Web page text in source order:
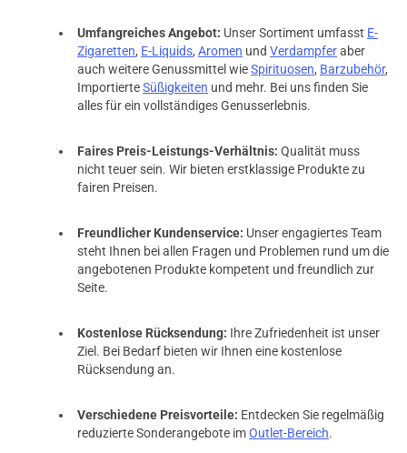
next
Umfangreiches Angebot: Unser Sortiment umfasst E-
Zigaretten, E-Liquids, Aromen und Verdampferaber
auch weitere Genussmittel wieSpirituosen, Barzubehör,
ImportierteSüßigkeiten und mehr. Bei uns finden Sie
alles für ein vollständiges Genusserlebnis.
Faires Preis-Leistungs-Verhältnis: Qualität muss
nicht teuer sein. Wir bieten erstklassige Produkte zu
fairen Preisen.
Freundlicher Kundenservice: Unser engagiertes Team
steht Ihnen bei allen Fragen und Problemen rund um die
angebotenen Produkte kompetent und freundlich zur
Seite.
Kostenlose Rücksendung: Ihre Zufriedenheit ist unser
Ziel. Bei Bedarf bieten wir Ihnen eine kostenlose
Rücksendung an.
Verschiedene Preisvorteile: Entdecken Sie regelmäßig
reduzierte Sonderangebote imOutlet-Bereich.